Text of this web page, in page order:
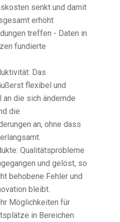
senkt und damit
erhöht
treffen - Daten in
fundierte
Das
flexibel und
die sich ändernde
die
an, ohne dass
Qualitätsprobleme
und gelöst, so
behobene Fehler und
bleibt.
Möglichkeiten für
in Bereichen